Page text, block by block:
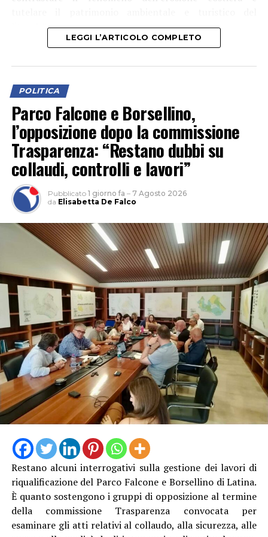
litorale”.
Tra le aree interessate anche Rio Martino, “sul quale
saranno realizzati interventi finalizzati alla salvaguardia
dell’arenile e al miglioramento della resilienza del
sistema costiero”.
Matilde Celentano – è un impegno strategico per la
nostra amministrazione, perché significa proteggere il
territorio e l’ambiente, risorse fondamentale per lo
sviluppo turistico ed economico della nostra città.
L’approvazione del progetto esecutivo e l’avvio delle
procedure per l’affidamento dei lavori rappresentano
un passo concreto verso interventi attesi e necessari. La
LEGGI L’ARTICOLO COMPLETO
POLITICA
Parco Falcone e Borsellino,
l’opposizione dopo la commissione
Trasparenza: “Restano dubbi su
collaudi, controlli e lavori”
Pubblicato 1 giorno fa – 7 Agosto 2026
da Elisabetta De Falco
Restano alcuni interrogativi sulla gestione dei lavori di
riqualificazione del Parco Falcone e Borsellino di Latina.
È quanto sostengono i gruppi di opposizione al termine
della commissione Trasparenza convocata per
esaminare gli atti relativi al collaudo, alla sicurezza, alle